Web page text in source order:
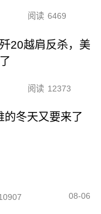
阅读 6469
20越肩反杀，美
阅读 12373
的冬天又要来了
08-06